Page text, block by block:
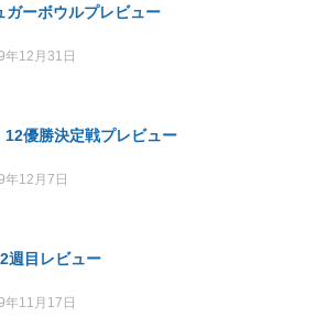
ガーボウルプレビュー
年12月31日
12優勝決定戦プレビュー
年12月7日
週目レビュー
年11月17日